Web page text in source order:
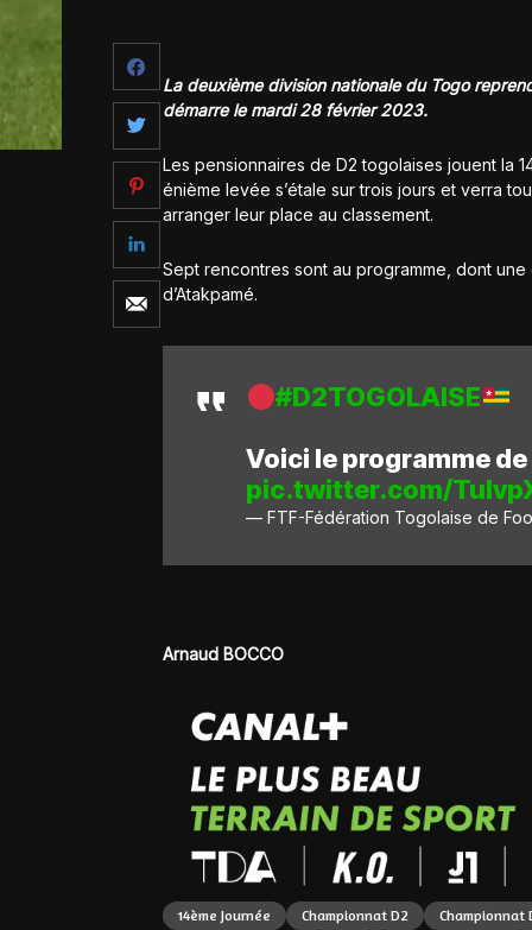
La deuxième division nationale du Togo
démarre le mardi 28 février 2023.
Les pensionnaires de D2 togolaises jouent la
énième levée s’étale sur trois jours et verra
arranger leur place au classement.
Sept rencontres sont au programme, dont
d’Atakpamé.
#D2TOGOLAISE
Voici le programme
pic.twitter.com/
— FTF-Fédération Togolaise de
Arnaud BOCCO
14ème Journée Championnat D2
Championnat